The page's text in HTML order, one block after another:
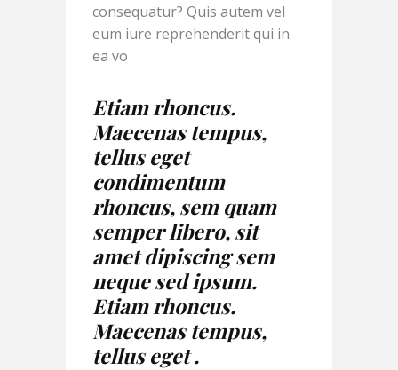
consequatur? Quis autem vel
eum iure reprehenderit qui in
ea vo
Etiam rhoncus.
Maecenas tempus,
tellus eget
condimentum
rhoncus, sem quam
semper libero, sit
amet dipiscing sem
neque sed ipsum.
Etiam rhoncus.
Maecenas tempus,
tellus eget .